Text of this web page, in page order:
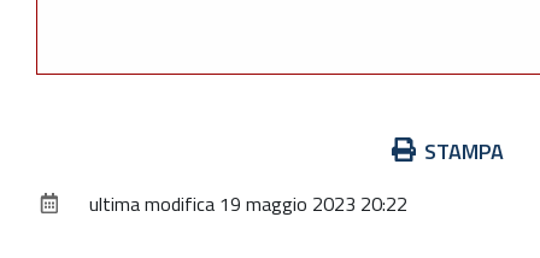
documento
STAMPA
ultima modifica 19 maggio 2023 20:22